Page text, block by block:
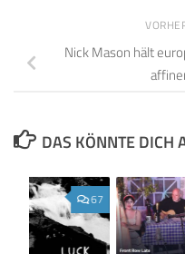
Nick Mason hält
DAS KÖNNTE DICH
67